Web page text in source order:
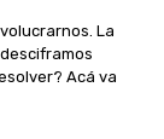
La
Acá va